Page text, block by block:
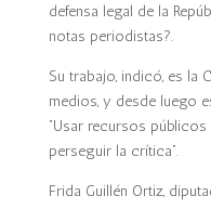
defensa legal de la
notas periodistas?.
Su trabajo, indicó, es la
medios, y desde luego
“Usar recursos
perseguir la crítica”.
Frida Guillén Ortiz,